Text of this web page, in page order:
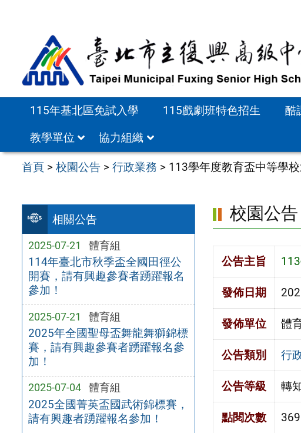
115年基北區免試入學 115戲劇班特色招生 酷
教學單位
協力組織
首頁 >校園公告 >行政業務 > 113學年度教育盃中等學
相關公告
2025-07-21 體育組
114年臺北市秋季盃全國田徑公
開賽，請有興趣參賽者踴躍報名
參加！
2025-07-21 體育組
2025年全國聖母盃舞龍舞獅錦標
賽，請有興趣參賽者踴躍報名參
加！
2025-07-04 體育組
2025全國菁英盃國武術錦標賽，
請有興趣者踴躍報名參加！
校園公告
公告主旨
發佈日期
發佈單位 體
公告類別 行
公告等級 轉
點閱次數 369